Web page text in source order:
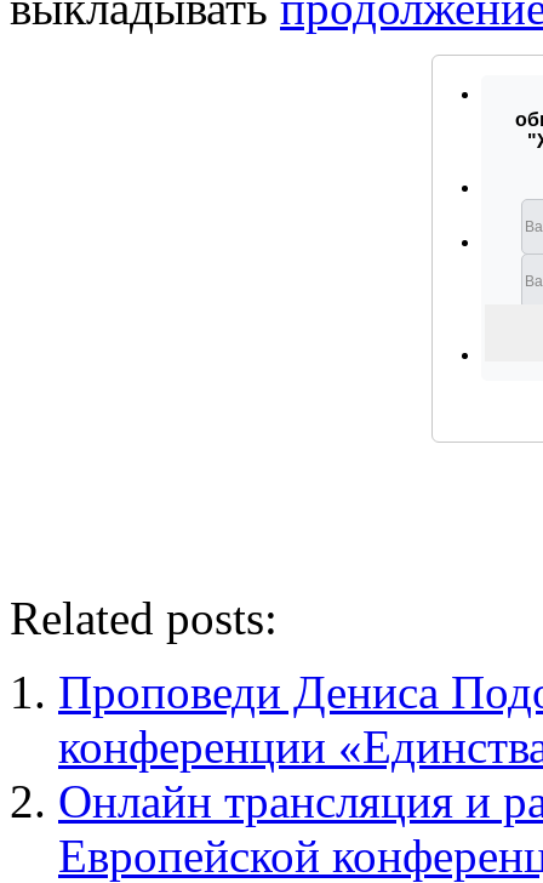
Related posts:
Проповеди Дениса
конференции
Онлайн трансляция и
Европейской